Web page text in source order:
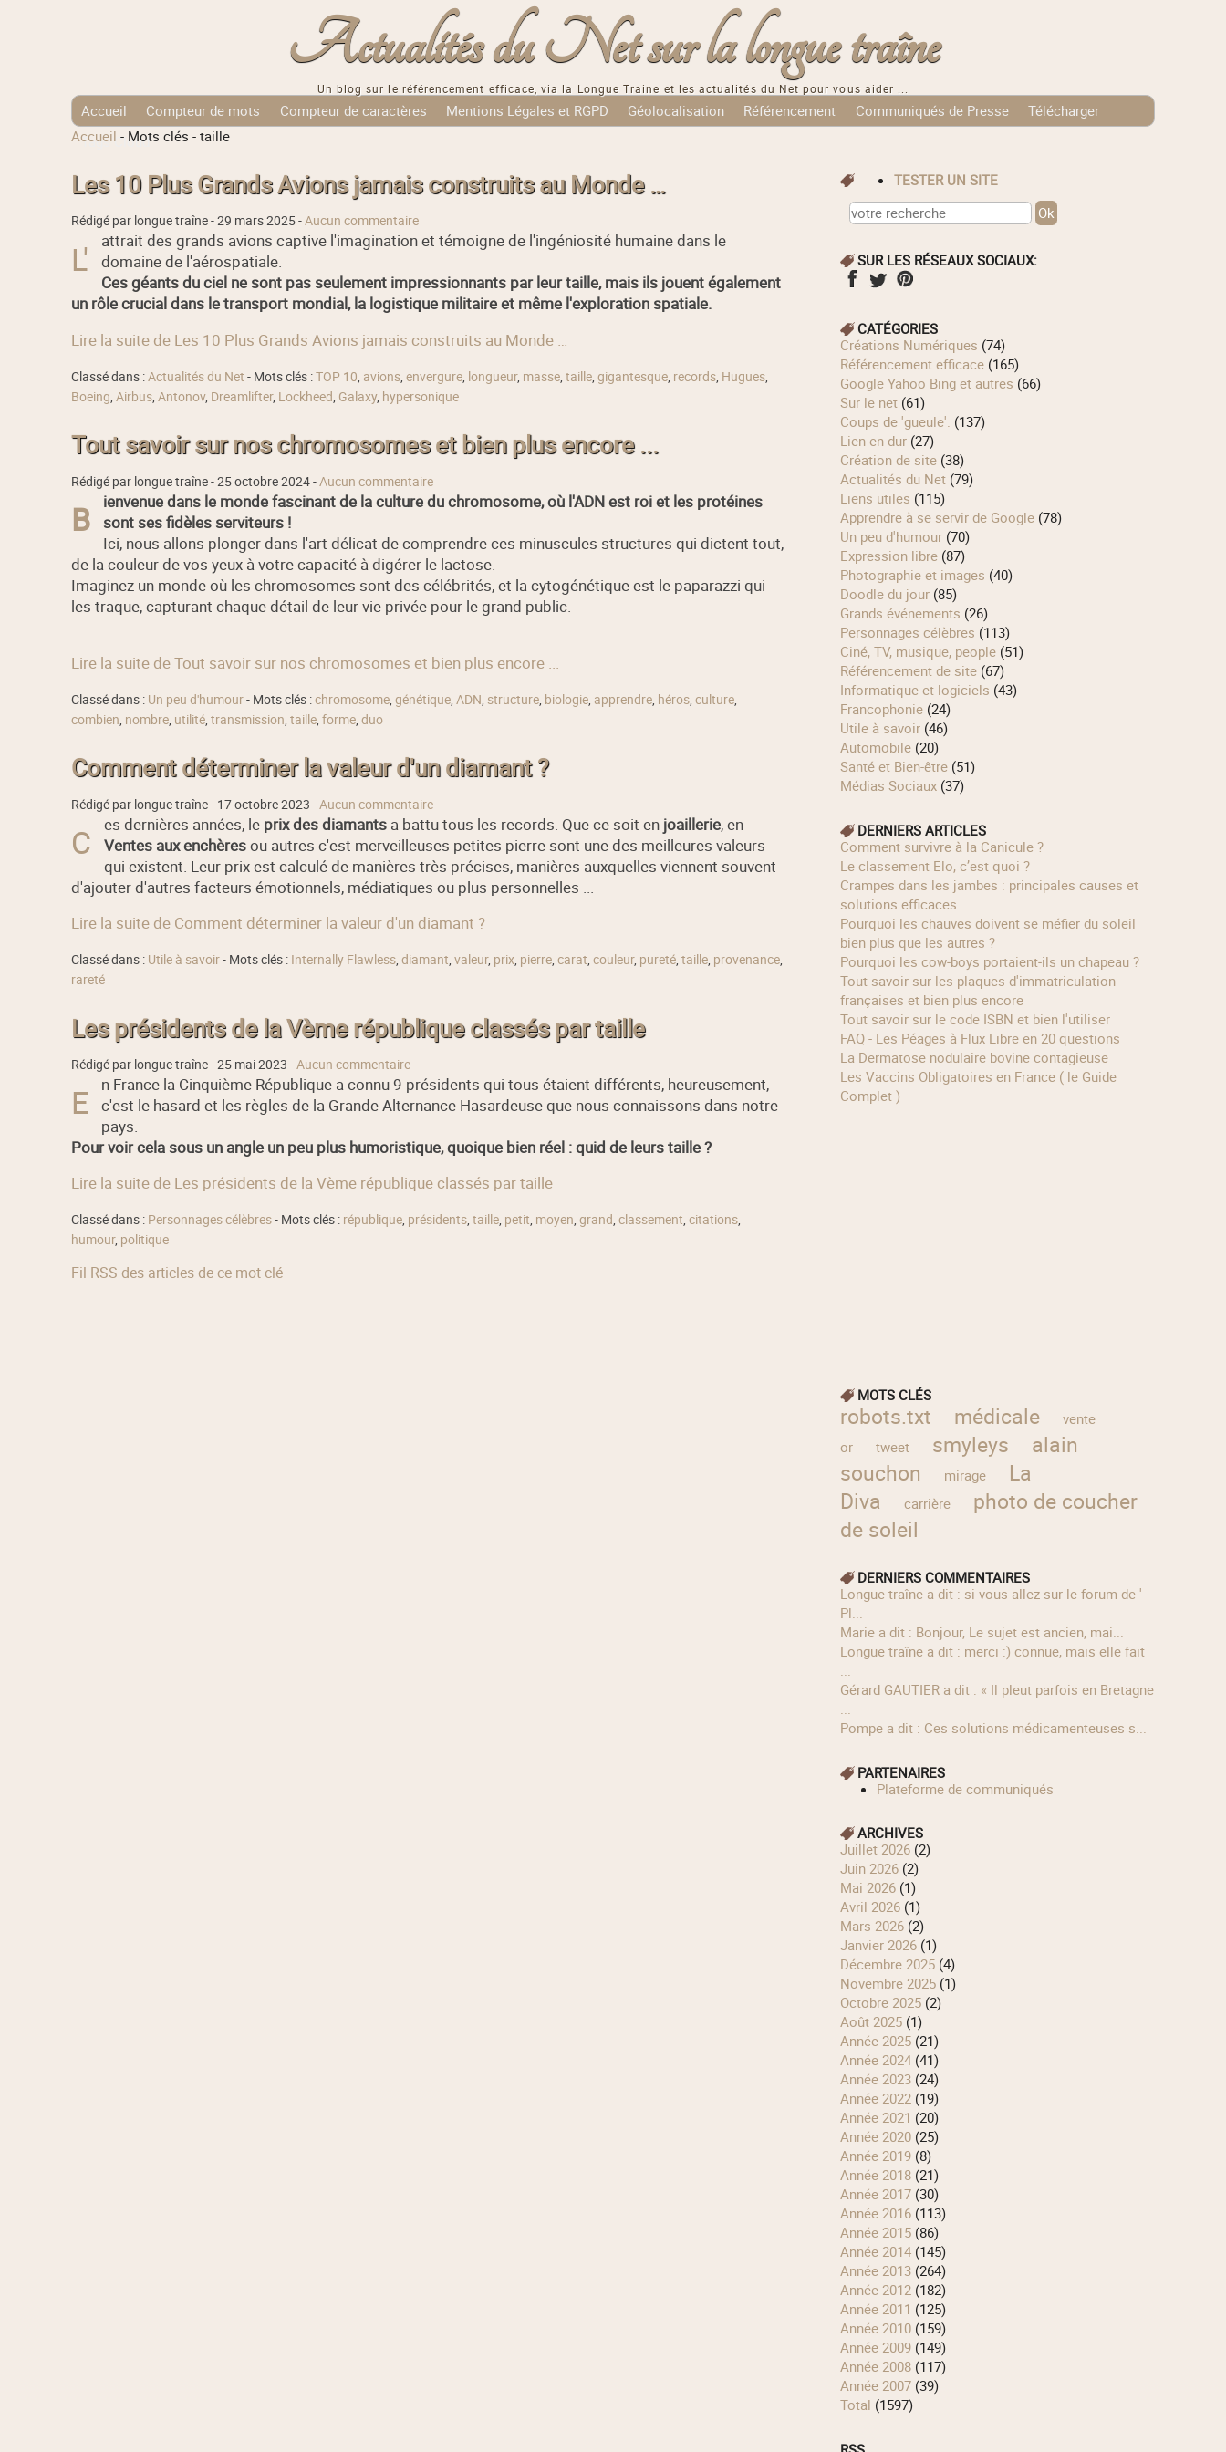
Actualités du Net sur la longue traîne
Un blog sur le référencement efficace, via la Longue Traine et les actualités du Net pour vous aider ...
Accueil Compteur de mots Compteur de caractères Mentions Légales et RGPD Géolocalisation Référencement Communiqués de Presse
Télécharger
Tags Cloud
Accueil - Mots clés - taille
Les 10 Plus Grands Avions jamais construits au Monde …
Rédigé par longue traîne -29 mars 2025-Aucun commentaire
L'
attrait des grands avions captive l'imagination et témoigne de l'ingéniosité humaine dans le
domaine de l'aérospatiale.
Ces géants du ciel ne sont pas seulement impressionnants par leur taille, mais ils jouent également
un rôle crucial dans le transport mondial, la logistique militaire et même l'exploration spatiale.
Lire la suite de Les 10 Plus Grands Avions jamais construits au Monde …
Classé dans :Actualités du Net - Mots clés :TOP 10, avions, envergure, longueur, masse, taille, gigantesque, records, Hugues,
Boeing, Airbus, Antonov, Dreamlifter, Lockheed, Galaxy, hypersonique
Tout savoir sur nos chromosomes et bien plus encore ...
Rédigé par longue traîne -25 octobre 2024-Aucun commentaire
B
ienvenue dans le monde fascinant de la culture du chromosome, où l'ADN est roi et les protéines
sont ses fidèles serviteurs !
Ici, nous allons plonger dans l'art délicat de comprendre ces minuscules structures qui dictent tout,
de la couleur de vos yeux à votre capacité à digérer le lactose.
Imaginez un monde où les chromosomes sont des célébrités, et la cytogénétique est le paparazzi qui
les traque, capturant chaque détail de leur vie privée pour le grand public.
Lire la suite de Tout savoir sur nos chromosomes et bien plus encore ...
Classé dans : Un peu d'humour- Mots clés :chromosome, génétique, ADN, structure, biologie, apprendre, héros, culture,
combien, nombre, utilité, transmission, taille, forme, duo
Comment déterminer la valeur d'un diamant ?
Rédigé par longue traîne - 17 octobre 2023 -Aucun commentaire
C es dernières années, le prix des diamantsa battu tous les records. Que ce soit enjoaillerie, en
Ventes aux enchèresou autres c'est merveilleuses petites pierre sont une des meilleures valeurs
qui existent. Leur prix est calculé de manières très précises, manières auxquelles viennent souvent
d'ajouter d'autres facteurs émotionnels, médiatiques ou plus personnelles ...
Lire la suite de Comment déterminer la valeur d'un diamant ?
Classé dans : Utile à savoir- Mots clés : Internally Flawless, diamant, valeur, prix, pierre, carat, couleur, pureté, taille, provenance,
rareté
Les présidents de la Vème république classés par taille
Rédigé par longue traîne -25 mai 2023 -Aucun commentaire
E
n France la Cinquième République a connu 9 présidents qui tous étaient différents, heureusement,
c'est le hasard et les règles de la Grande Alternance Hasardeuse que nous connaissons dans notre
pays.
Pour voir cela sous un angle un peu plus humoristique, quoique bien réel : quid de leurs taille ?
Lire la suite de Les présidents de la Vème république classés par taille
Classé dans : Personnages célèbres- Mots clés : république, présidents, taille, petit, moyen, grand, classement, citations,
humour, politique
Fil RSS des articles de ce mot clé
TESTER UN SITE
SUR LES RÉSEAUX SOCIAUX:
CATÉGORIES
Créations Numériques (74)
Référencement efficace(165)
Google Yahoo Bing et autres (66)
Sur le net(61)
Coups de 'gueule'. (137)
Lien en dur(27)
Création de site(38)
Actualités du Net(79)
Liens utiles (115)
Apprendre à se servir de Google(78)
Un peu d'humour(70)
Expression libre(87)
Photographie et images (40)
Doodle du jour(85)
Grands événements (26)
Personnages célèbres (113)
Ciné, TV, musique, people(51)
Référencement de site(67)
Informatique et logiciels (43)
Francophonie(24)
Utile à savoir(46)
Automobile(20)
Santé et Bien-être(51)
Médias Sociaux(37)
DERNIERS ARTICLES
Comment survivre à la Canicule ?
Le classement Elo, c’est quoi ?
Crampes dans les jambes : principales causes et
solutions efficaces
Pourquoi les chauves doivent se méfier du soleil
bien plus que les autres ?
Pourquoi les cow‑boys portaient‑ils un chapeau ?
Tout savoir sur les plaques d'immatriculation
françaises et bien plus encore
Tout savoir sur le code ISBN et bien l'utiliser
FAQ - Les Péages à Flux Libre en 20 questions
La Dermatose nodulaire bovine contagieuse
Les Vaccins Obligatoires en France ( le Guide
Complet )
MOTS CLÉS
robots.txt médicale
vente
or
tweet smyleys
alain
souchon
mirage
La
Diva
carrière
photo de coucher
de soleil
DERNIERS COMMENTAIRES
longue traîne a dit : si vous allez sur le forum de '
Pl...
Marie a dit : Bonjour, Le sujet est ancien, mai...
longue traîne a dit : merci :) connue, mais elle fait
...
Gérard GAUTIER a dit : « Il pleut parfois en Bretagne
...
Pompe a dit : Ces solutions médicamenteuses s...
PARTENAIRES
Plateforme de communiqués
ARCHIVES
juillet 2026(2)
juin 2026(2)
mai 2026(1)
avril 2026(1)
mars 2026(2)
janvier 2026(1)
décembre 2025(4)
novembre 2025(1)
octobre 2025(2)
août 2025(1)
année 2025(21)
année 2024(41)
année 2023(24)
année 2022(19)
année 2021 (20)
année 2020(25)
année 2019(8)
année 2018(21)
année 2017(30)
année 2016(113)
année 2015(86)
année 2014(145)
année 2013(264)
année 2012(182)
année 2011 (125)
année 2010(159)
année 2009(149)
année 2008(117)
année 2007(39)
total (1597)